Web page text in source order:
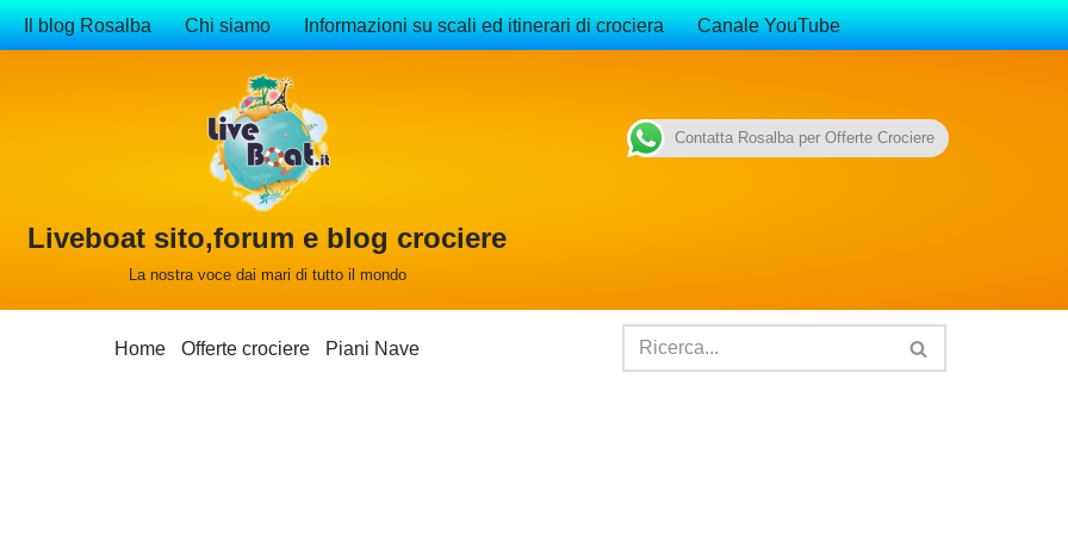
Il blog Rosalba Chi siamo Informazioni su scali ed itinerari di crociera Canale YouTube
Liveboat sito,forum e blog crociere
La nostra voce dai mari di tutto il mondo
Home Offerte crociere Piani Nave
Contatta Rosalba per Offerte Crociere